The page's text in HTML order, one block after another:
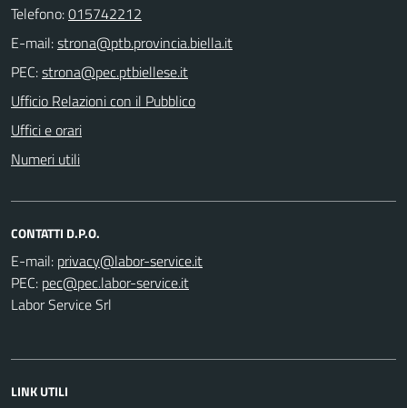
Telefono:015742212
E-mail:
PEC:
Ufficio Relazioni con il Pubblico
Uffici e orari
Numeri utili
CONTATTI D.P.O.
E-mail:
PEC:
Labor Service Srl
LINK UTILI